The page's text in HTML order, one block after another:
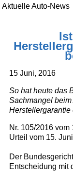
Aktuelle Auto-News
15 Juni, 2016
So hat heute das
Sachmangel
Herstellergarantie
Nr. 105/2016 vom
Urteil vom 15.
Der
Entscheidung mit